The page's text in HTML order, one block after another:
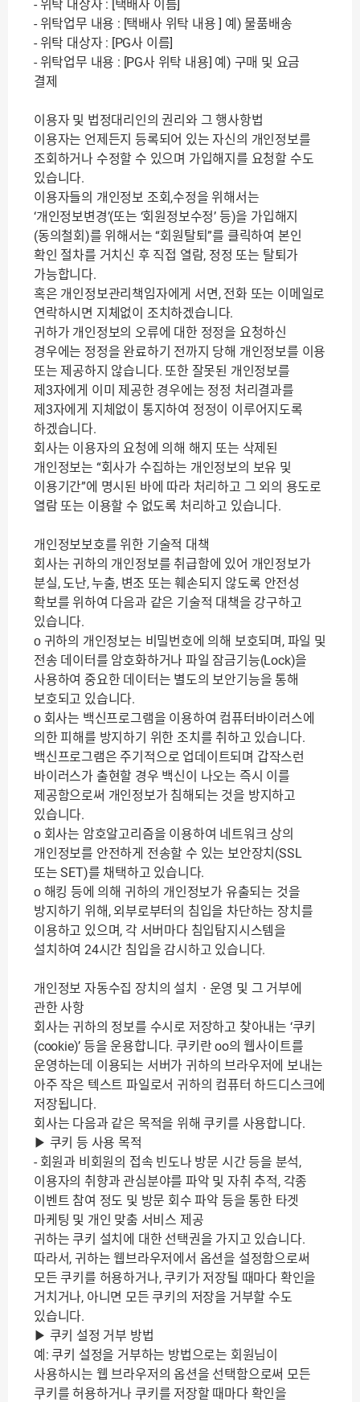
- 위탁 대상자 : [택배사 이름]
- 위탁업무 내용 : [택배사 위탁 내용 ] 예) 물품배송
- 위탁 대상자 : [PG사 이름]
- 위탁업무 내용 : [PG사 위탁 내용] 예) 구매 및 요금
결제
이용자 및 법정대리인의 권리와 그 행사항법
이용자는 언제든지 등록되어 있는 자신의 개인정보를
조회하거나 수정할 수 있으며 가입해지를 요청할 수도
있습니다.
이용자들의 개인정보 조회,수정을 위해서는
‘개인정보변경’(또는 ‘회원정보수정’ 등)을 가입해지
(동의철회)를 위해서는 “회원탈퇴”를 클릭하여 본인
확인 절차를 거치신 후 직접 열람, 정정 또는 탈퇴가
가능합니다.
혹은 개인정보관리책임자에게 서면, 전화 또는 이메일로
연락하시면 지체없이 조치하겠습니다.
귀하가 개인정보의 오류에 대한 정정을 요청하신
경우에는 정정을 완료하기 전까지 당해 개인정보를 이용
또는 제공하지 않습니다. 또한 잘못된 개인정보를
제3자에게 이미 제공한 경우에는 정정 처리결과를
제3자에게 지체없이 통지하여 정정이 이루어지도록
하겠습니다.
회사는 이용자의 요청에 의해 해지 또는 삭제된
개인정보는 “회사가 수집하는 개인정보의 보유 및
이용기간”에 명시된 바에 따라 처리하고 그 외의 용도로
열람 또는 이용할 수 없도록 처리하고 있습니다.
개인정보보호를 위한 기술적 대책
회사는 귀하의 개인정보를 취급함에 있어 개인정보가
분실, 도난, 누출, 변조 또는 훼손되지 않도록 안전성
확보를 위하여 다음과 같은 기술적 대책을 강구하고
있습니다.
ο 귀하의 개인정보는 비밀번호에 의해 보호되며, 파일 및
전송 데이터를 암호화하거나 파일 잠금기능(Lock)을
사용하여 중요한 데이터는 별도의 보안기능을 통해
보호되고 있습니다.
ο 회사는 백신프로그램을 이용하여 컴퓨터바이러스에
의한 피해를 방지하기 위한 조치를 취하고 있습니다.
백신프로그램은 주기적으로 업데이트되며 갑작스런
바이러스가 출현할 경우 백신이 나오는 즉시 이를
제공함으로써 개인정보가 침해되는 것을 방지하고
있습니다.
ο 회사는 암호알고리즘을 이용하여 네트워크 상의
개인정보를 안전하게 전송할 수 있는 보안장치(SSL
또는 SET)를 채택하고 있습니다.
ο 해킹 등에 의해 귀하의 개인정보가 유출되는 것을
방지하기 위해, 외부로부터의 침입을 차단하는 장치를
이용하고 있으며, 각 서버마다 침입탐지시스템을
설치하여 24시간 침입을 감시하고 있습니다.
개인정보 자동수집 장치의 설치ㆍ운영 및 그 거부에
관한 사항
회사는 귀하의 정보를 수시로 저장하고 찾아내는 ‘쿠키
(cookie)’ 등을 운용합니다. 쿠키란 oo의 웹사이트를
운영하는데 이용되는 서버가 귀하의 브라우저에 보내는
아주 작은 텍스트 파일로서 귀하의 컴퓨터 하드디스크에
저장됩니다.
회사는 다음과 같은 목적을 위해 쿠키를 사용합니다.
▶ 쿠키 등 사용 목적
- 회원과 비회원의 접속 빈도나 방문 시간 등을 분석,
이용자의 취향과 관심분야를 파악 및 자취 추적, 각종
이벤트 참여 정도 및 방문 회수 파악 등을 통한 타겟
마케팅 및 개인 맞춤 서비스 제공
귀하는 쿠키 설치에 대한 선택권을 가지고 있습니다.
따라서, 귀하는 웹브라우저에서 옵션을 설정함으로써
모든 쿠키를 허용하거나, 쿠키가 저장될 때마다 확인을
거치거나, 아니면 모든 쿠키의 저장을 거부할 수도
있습니다.
▶ 쿠키 설정 거부 방법
예: 쿠키 설정을 거부하는 방법으로는 회원님이
사용하시는 웹 브라우저의 옵션을 선택함으로써 모든
쿠키를 허용하거나 쿠키를 저장할 때마다 확인을